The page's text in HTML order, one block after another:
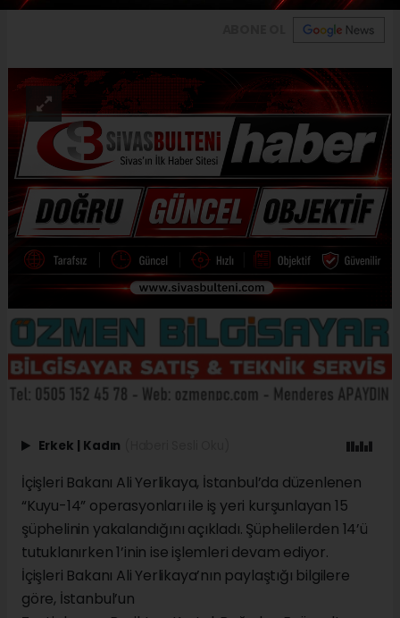
Erkek | Kadın
İçişleri Bakanı Ali Yerlikaya, İstanbul’da düzenlenen
“Kuyu-14” operasyonları ile iş yeri kurşunlayan 15
şüphelinin yakalandığını açıkladı. Şüphelilerden 14’ü
tutuklanırken 1’inin ise işlemleri devam ediyor.
İçişleri Bakanı Ali Yerlikaya’nın paylaştığı bilgilere
göre, İstanbul’un